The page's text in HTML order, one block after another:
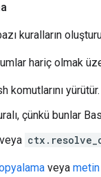
kuralların
hariç olmak
komutlarını yürütür.
çünkü bunlar
veya
veya